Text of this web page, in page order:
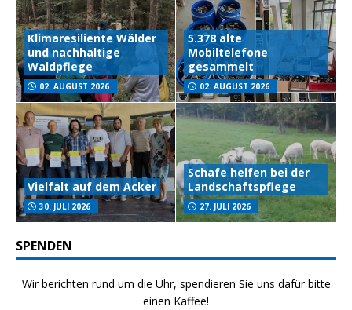
Klimaresiliente Wälder
und nachhaltige
Waldpflege
02. AUGUST 2026
5.378 alte
Mobiltelefone
gesammelt
02. AUGUST 2026
Vielfalt auf dem Acker
30. JULI 2026
Schafe helfen bei der
Landschaftspflege
27. JULI 2026
SPENDEN
Wir berichten rund um die Uhr, spendieren Sie uns dafür bitte
einen Kaffee!